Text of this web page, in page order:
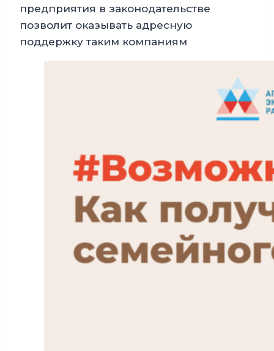
предприятия в законодательстве
позволит оказывать адресную
поддержку таким компаниям